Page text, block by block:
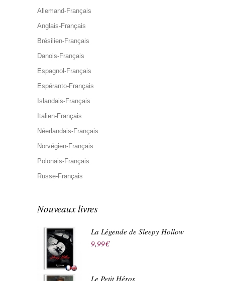
Allemand-Français
Anglais-Français
Brésilien-Français
Danois-Français
Espagnol-Français
Espéranto-Français
Islandais-Français
Italien-Français
Néerlandais-Français
Norvégien-Français
Polonais-Français
Russe-Français
Nouveaux livres
La Légende de Sleepy Hollow
9,99€
Le Petit Héros